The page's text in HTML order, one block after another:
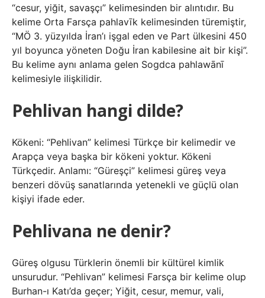
“cesur, yiğit, savaşçı” kelimesinden bir alıntıdır. Bu
kelime Orta Farsça pahlavīk kelimesinden türemiştir,
“MÖ 3. yüzyılda İran’ı işgal eden ve Part ülkesini 450
yıl boyunca yöneten Doğu İran kabilesine ait bir kişi”.
Bu kelime aynı anlama gelen Sogdca pahlawānī
kelimesiyle ilişkilidir.
Pehlivan hangi dilde?
Kökeni: “Pehlivan” kelimesi Türkçe bir kelimedir ve
Arapça veya başka bir kökeni yoktur. Kökeni
Türkçedir. Anlamı: “Güreşçi” kelimesi güreş veya
benzeri dövüş sanatlarında yetenekli ve güçlü olan
kişiyi ifade eder.
Pehlivana ne denir?
Güreş olgusu Türklerin önemli bir kültürel kimlik
unsurudur. “Pehlivan” kelimesi Farsça bir kelime olup
Burhan-ı Katı’da geçer; Yiğit, cesur, memur, vali,